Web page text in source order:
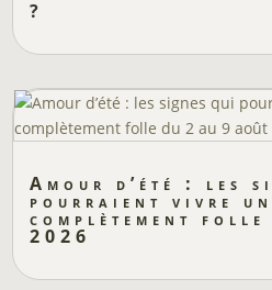
?
Amour d’été : les
pourraient vivre
complètement
2026